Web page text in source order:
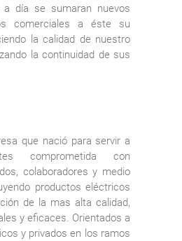
a día se sumaran nuevos
comerciales a éste su
la calidad de nuestro
la continuidad de sus
que nació para servir a
comprometida con
colaboradores y medio
productos eléctricos
de la mas alta calidad,
y eficaces. Orientados a
y privados en los ramos